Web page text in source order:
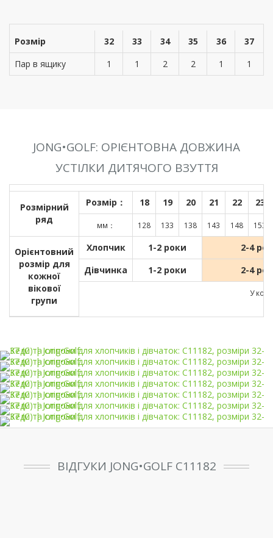
Розмір 32 33 34 35 36
37
Пар в ящику
1 1 2 2 1 1
JONG•GOLF: ОРІЄНТОВНА ДОВЖИНА
УСТІЛКИ ДИТЯЧОГО ВЗУТТЯ
Розмірний
ряд
Розмір： 18 19 20 21 22 23
мм： 128 133 138 143 148 153
Орієнтовний
розмір для
кожної
вікової
групи
Хлопчик 1-2 роки
2-4
Дівчинка
1-2 роки 2-4
У
ВІДГУКИ JONG•GOLF C11182